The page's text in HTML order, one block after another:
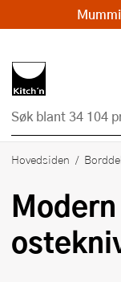
Hovedsiden